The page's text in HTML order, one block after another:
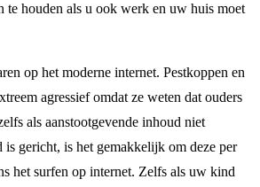
te houden als u ook werk en uw huis moet
op het moderne internet. Pestkoppen en
agressief omdat ze weten dat ouders
als aanstootgevende inhoud niet
is gericht, is het gemakkelijk om deze per
het surfen op internet. Zelfs als uw kind